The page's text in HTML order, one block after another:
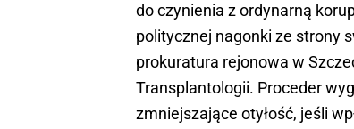
do czynienia z ordynarną
politycznej nagonki ze strony
prokuratura rejonowa w
Transplantologii. Proceder
zmniejszające otyłość, jeśli